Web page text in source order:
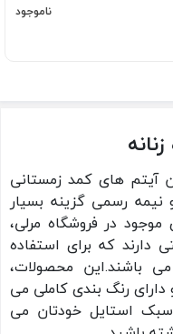
ناموجود
آیتم های کمد زمستانی
نیمه رسمی گزینه بسیار
در فروشگاه مرلی،
دارند که برای استفاده
باشند.این محصولات،
دارای رنگ بندی کاملی می
استایل خودتان می